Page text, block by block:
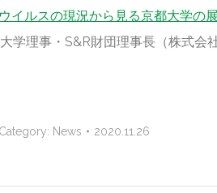
イルスの現況から見る京都大学の
学理事・S&R財団理事長（株式会
Category: News 2020.11.26